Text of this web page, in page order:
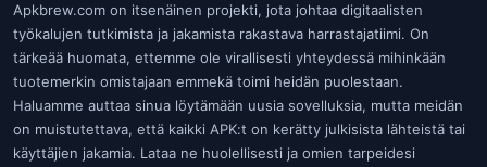
Apkbrew.com on itsenäinen projekti, jota johtaa digitaalisten
työkalujen tutkimista ja jakamista rakastava harrastajatiimi. On
tärkeää huomata, ettemme ole virallisesti yhteydessä mihinkään
tuotemerkin omistajaan emmekä toimi heidän puolestaan.
Haluamme auttaa sinua löytämään uusia sovelluksia, mutta meidän
on muistutettava, että kaikki APK:t on kerätty julkisista lähteistä tai
käyttäjien jakamia. Lataa ne huolellisesti ja omien tarpeidesi